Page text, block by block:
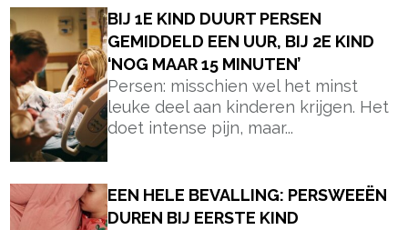
BIJ 1E KIND DUURT PERSEN
GEMIDDELD EEN UUR, BIJ 2E KIND
‘NOG MAAR 15 MINUTEN’
Persen: misschien wel het minst
leuke deel aan kinderen krijgen. Het
doet intense pijn, maar...
EEN HELE BEVALLING: PERSWEEËN
DUREN BIJ EERSTE KIND